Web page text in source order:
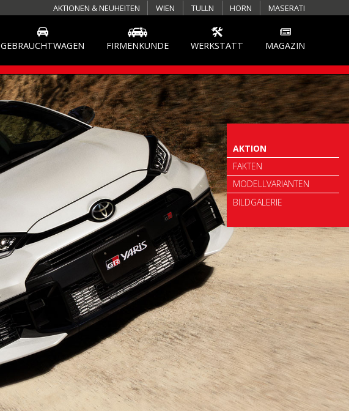
AKTIONEN & NEUHEITEN WIEN TULLN HORN MASERATI
GEBRAUCHTWAGEN FIRMENKUNDE WERKSTATT
REINIGUNG
MAGAZIN
AKTION
FAKTEN
MODELLVARIANTEN
BILDGALERIE